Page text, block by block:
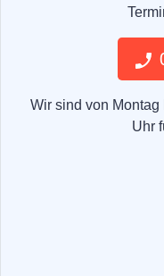
Wir sind von
Uhr